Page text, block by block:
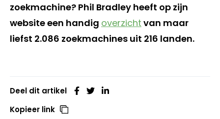
zoekmachine? Phil Bradley heeft op zijn
website een handig overzicht van maar
liefst 2.086 zoekmachines uit 216 landen.
Deel dit artikel
Kopieer link